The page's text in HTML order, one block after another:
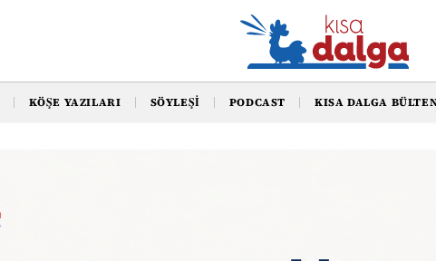
KÖŞE YAZILARI SÖYLEŞI PODCAST KISA DALGA